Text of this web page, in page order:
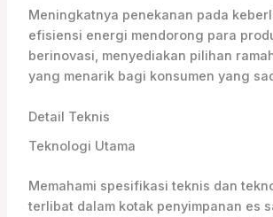
Meningkatnya penekanan pada
efisiensi energi mendorong para
berinovasi, menyediakan pilihan
yang menarik bagi konsumen yang
Detail Teknis
Teknologi Utama
Memahami spesifikasi teknis dan
terlibat dalam kotak penyimpanan es